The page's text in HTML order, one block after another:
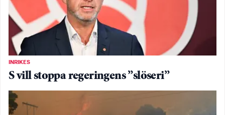
INRIKES
S vill stoppa regeringens ”slöseri”